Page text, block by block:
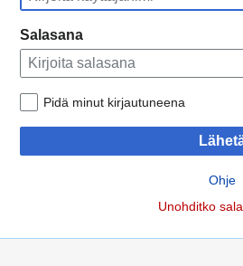
Salasana
Pidä minut kirjautuneena
Ohje
Unohditko